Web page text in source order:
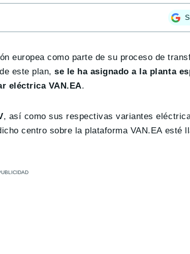
europea como parte de su proceso de
este plan,se le ha asignado a la planta
eléctrica VAN.EA.
, así como sus respectivas variantes
centro sobre la plataforma VAN.EA esté